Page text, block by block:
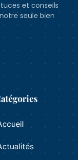
et conseils
seule bien